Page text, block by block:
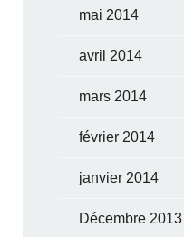
mai 2014
avril 2014
mars 2014
février 2014
janvier 2014
Décembre 2013